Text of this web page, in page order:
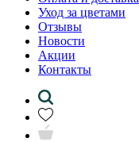
Уход за цветами
Отзывы
Новости
Акции
Контакты